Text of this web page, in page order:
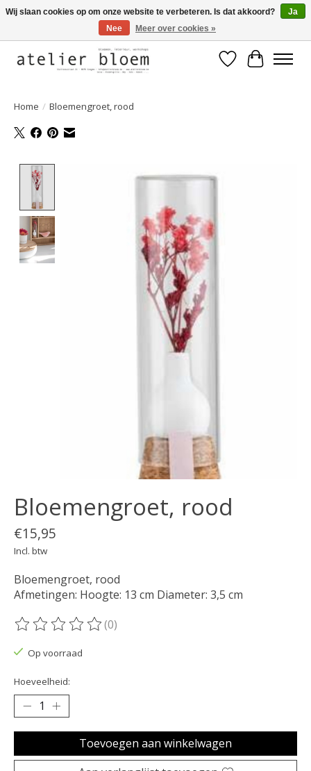
Welkom bij Atelier Bloem
Verlanglijst
Home / Bloemengroet, rood
Product image slideshow Items
Bloemengroet, rood
€15,95
Incl. btw
Bloemengroet, rood
Afmetingen: Hoogte: 13 cm Diameter: 3,5 cm
De beoordeling van dit product is
(0)
Op voorraad
Hoeveelheid:
Toevoegen aan winkelwagen
Wij slaan cookies op om onze website te verbeteren. Is dat akkoord?
Ja
Nee
Meer over cookies »